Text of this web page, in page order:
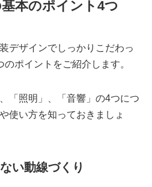
本のポイント4つ
デザインでしっかりこだわっ
ポイントをご紹介します。
「照明」、「音響」の4つにつ
使い方を知っておきましょ
い動線づくり